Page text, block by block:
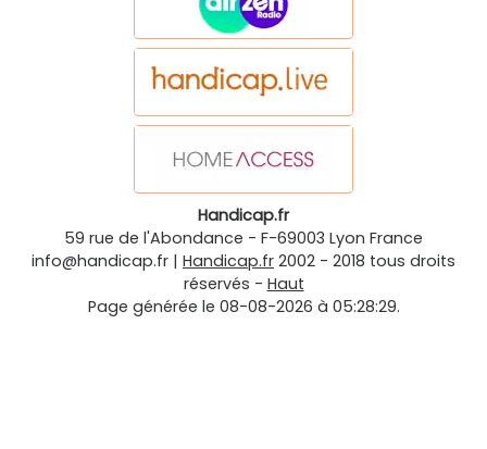
Handicap.fr
59 rue de l'Abondance - F-69003 Lyon France
info@handicap.fr | Handicap.fr 2002 - 2018 tous droits
réservés - Haut
Page générée le 08-08-2026 à 05:28:29.